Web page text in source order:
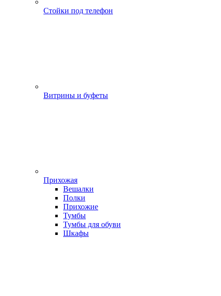
Стойки под телефон
Витрины и буфеты
Прихожая
Вешалки
Полки
Прихожие
Тумбы
Тумбы для обуви
Шкафы